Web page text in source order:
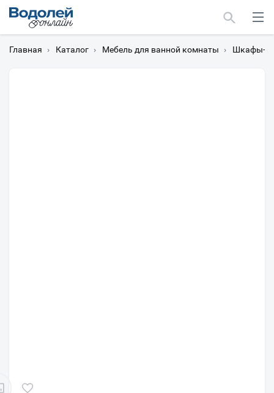
Главная › Каталог › Мебель для ванной комнаты › Шкафы-